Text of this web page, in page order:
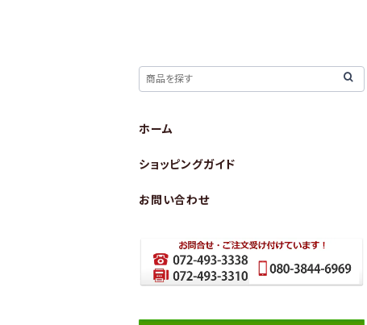
ホーム
ショッピングガイド
お問い合わせ